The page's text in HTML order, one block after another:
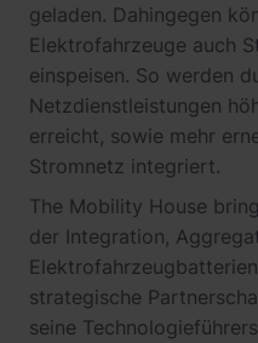
geladen. Dahingegen
Elektrofahrzeuge auch
einspeisen. So werden
Netzdienstleistungen
erreicht, sowie mehr
Stromnetz integriert.
The Mobility House
der Integration,
strategische
seine